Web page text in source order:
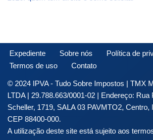
Expediente Sobre nós
Política de
Termos de uso
Contato
© 2024 IPVA - Tudo Sobre Impostos | TMX
LTDA | 29.788.663/0001-02 | Endereço: Rua
Scheller, 1719, SALA 03 PAVMTO2, Centro,
CEP 88400-000.
A utilização deste site está sujeito aos